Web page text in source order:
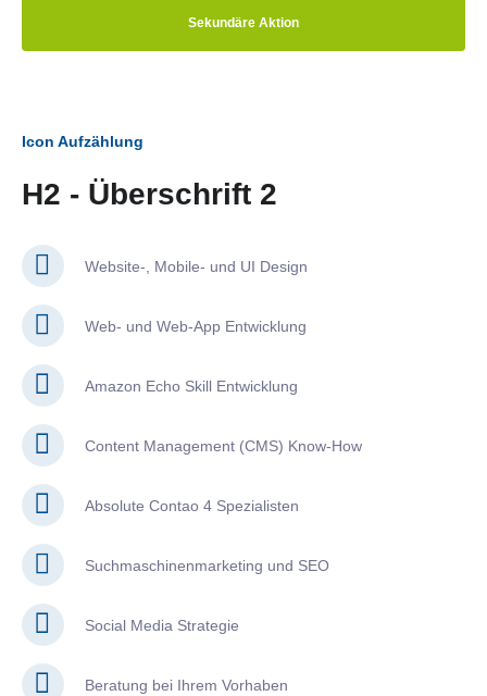
Sekundäre Aktion
Icon Aufzählung
H2 - Überschrift 2
Website-, Mobile- und UI Design
Web- und Web-App Entwicklung
Amazon Echo Skill Entwicklung
Content Management (CMS) Know-How
Absolute Contao 4 Spezialisten
Suchmaschinenmarketing und SEO
Social Media Strategie
Beratung bei Ihrem Vorhaben